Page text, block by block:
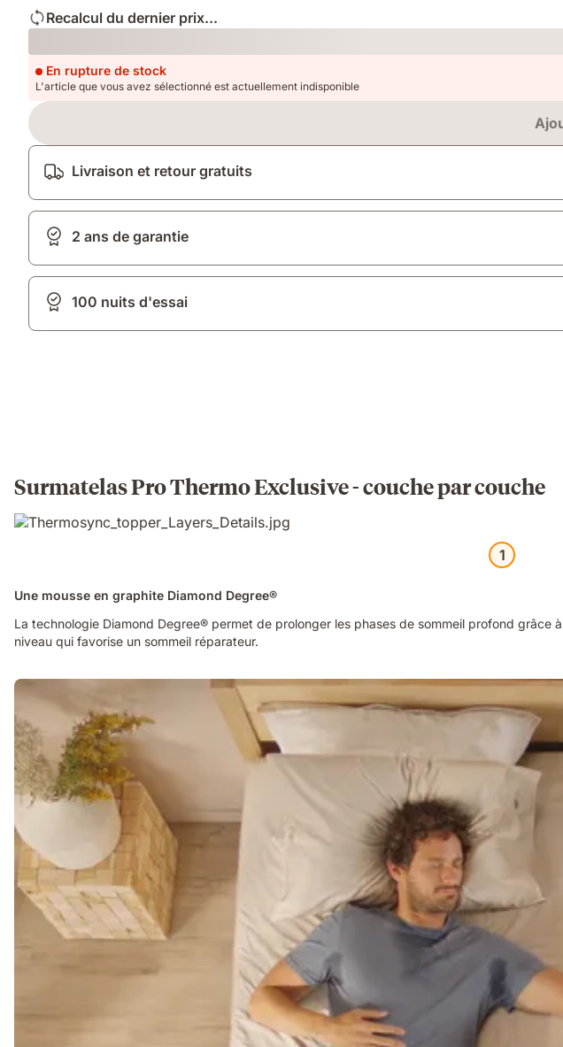
Recalcul du dernier prix...
Loading
En rupture de stock
L'article que vous avez sélectionné est actuellement indisponible
Livraison et retour gratuits
2 ans de garantie
100 nuits d'essai
Surmatelas Pro Thermo Exclusive - couche par couche
1
Une mousse en graphite Diamond Degree®
La technologie Diamond Degree® permet de prolonger les phases de sommeil profond
niveau qui favorise un sommeil réparateur.